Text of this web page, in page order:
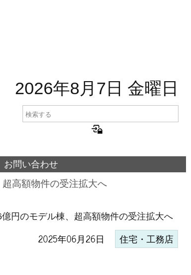
2026年8月7日 金曜日
お問い合わせ
高額物件の受注拡大へ
円のモデル棟、超高額物件の受注拡大へ
2025年06月26日 住宅・工務店